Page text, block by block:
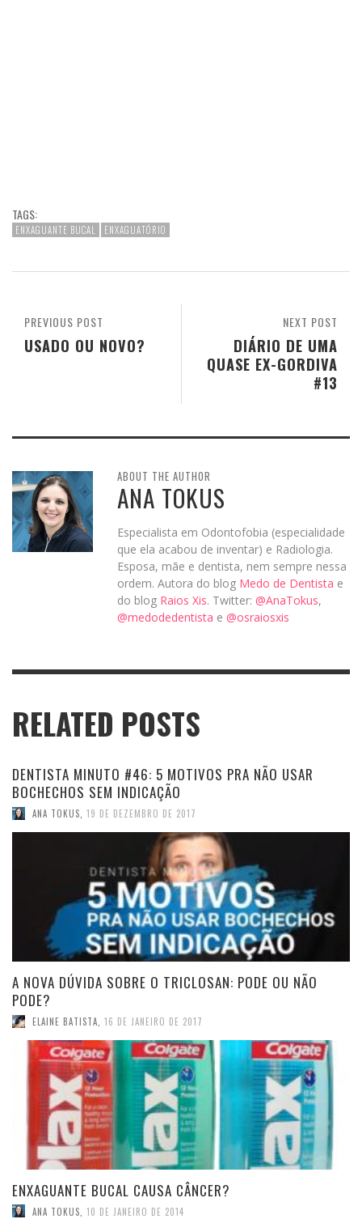
TAGS:
ENXAGUANTE BUCAL ENXAGUATÓRIO
NEXT POST
DIÁRIO DE UMA
QUASE EX-GORDIVA
#13
PREVIOUS POST
USADO OU NOVO?
ABOUT THE AUTHOR
ANA TOKUS
Especialista em Odontofobia (especialidade
que ela acabou de inventar) e Radiologia.
Esposa, mãe e dentista, nem sempre nessa
ordem. Autora do blog Medo de Dentista e
do blog Raios Xis. Twitter: @AnaTokus,
@medodedentista e @osraiosxis
RELATED POSTS
DENTISTA MINUTO #46: 5 MOTIVOS PRA NÃO USAR
BOCHECHOS SEM INDICAÇÃO
ANA TOKUS 19 DE DEZEMBRO DE 2017
A NOVA DÚVIDA SOBRE O TRICLOSAN: PODE OU NÃO
PODE?
ELAINE BATISTA 16 DE JANEIRO DE 2017
ENXAGUANTE BUCAL CAUSA CÂNCER?
ANA TOKUS 10 DE JANEIRO DE 2014